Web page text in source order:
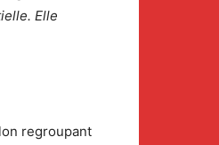
Elle
regroupant